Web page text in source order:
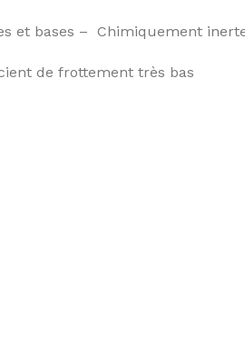
et bases – Chimiquement
de frottement très bas